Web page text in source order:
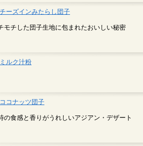
チーズインみたらし団子
モチした団子生地に包まれたおいしい秘密
ミルク汁粉
ココナッツ団子
の食感と香りがうれしいアジアン・デザート